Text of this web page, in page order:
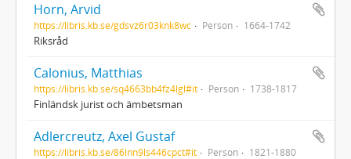
Horn, Arvid
https://libris.kb.se/gdsvz6r03knk8wc Person 1664-1742
Riksråd
Calonius, Matthias
https://libris.kb.se/sq4663bb4fz4lgl#it Person 1738-1817
Finländsk jurist och ämbetsman
Adlercreutz, Axel Gustaf
https://libris.kb.se/86lnn9ls446cpct#it Person 1821-1880